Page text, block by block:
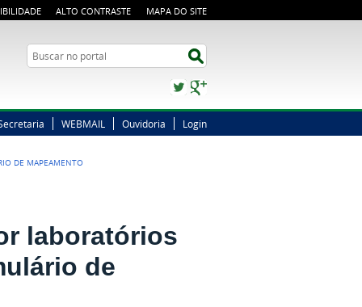
ALTO CONTRASTE MAPA DO SITE
Busca
Twitter
WEBMAIL Ouvidoria Login
DE MAPEAMENTO
laboratórios
de